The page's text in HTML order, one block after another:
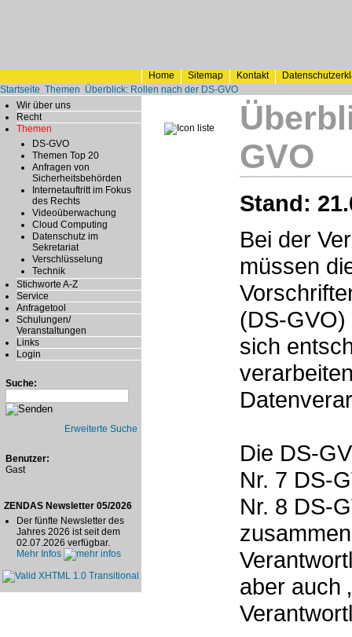
Home Sitemap Kontakt
Startseite Themen Überblick: Rollen nach der DS-GVO
Wir über uns
Recht
Themen
DS-GVO
Themen Top 20
Anfragen von
Sicherheitsbehörden
Internetauftritt im Fokus
des Rechts
Videoüberwachung
Cloud Computing
Datenschutz im
Sekretariat
Verschlüsselung
Technik
Stichworte A-Z
Service
Anfragetool
Schulungen/
Veranstaltungen
Links
Login
Suche:
Erweiterte Suche
Benutzer:
Gast
ZENDAS Newsletter 05/2026
Der fünfte Newsletter des
Jahres 2026 ist seit dem
02.07.2026 verfügbar.
Mehr Infos
GVO
Stand:
Bei der
müssen
(DS-GVO)
sich
Die DS-
Nr. 7 DS-
Nr. 8 DS-
aber auch